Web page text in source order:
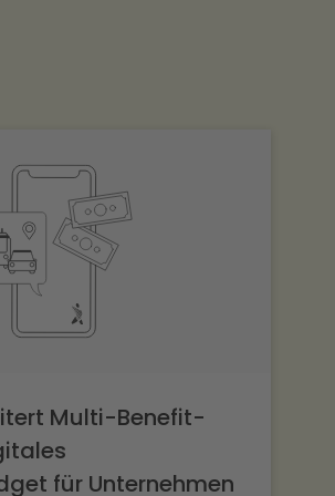
Multi-Benefit-
für Unternehmen